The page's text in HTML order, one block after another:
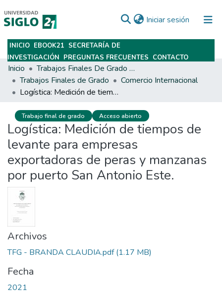
Iniciar sesión (current)
Subir
INICIO EBOOK21 SECRETARÍA DE
INVESTIGACIÓN PREGUNTAS FRECUENTES CONTACTO
Inicio
Trabajos Finales De Grado Y Posgrado
Trabajos Finales de Grado
Comercio Internacional
Logística: Medición de tiempos de levante para empresas exportadoras de peras y manzanas por puerto San Antonio Este.
Trabajo final de grado Acceso abierto
Logística: Medición de tiempos de
levante para empresas
exportadoras de peras y manzanas
por puerto San Antonio Este.
Archivos
TFG - BRANDA CLAUDIA.pdf(1.17 MB)
Fecha
2021